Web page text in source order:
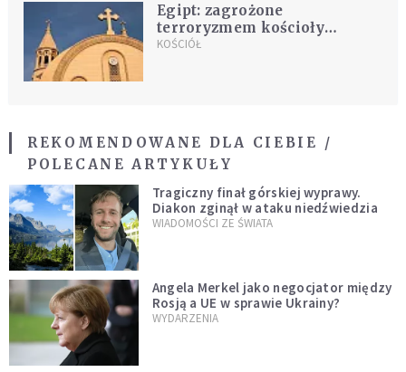
Egipt: zagrożone
terroryzmem kościoły
ograniczają działalność
KOŚCIÓŁ
REKOMENDOWANE DLA CIEBIE /
POLECANE ARTYKUŁY
Tragiczny finał górskiej wyprawy.
Diakon zginął w ataku niedźwiedzia
WIADOMOŚCI ZE ŚWIATA
Angela Merkel jako negocjator między
Rosją a UE w sprawie Ukrainy?
WYDARZENIA